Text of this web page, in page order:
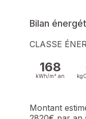
Idéalement
Les
Honoraires
Bilan
CLASSE
168
kWh/m². an
Montant